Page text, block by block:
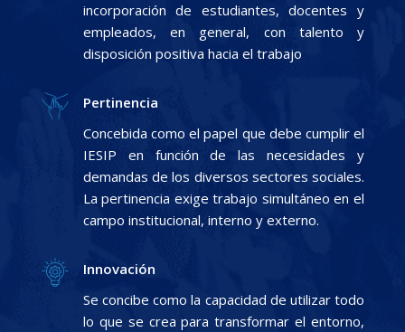
incorporación de estudiantes, docentes y
empleados, en general, con talento y
disposición positiva hacia el trabajo
Pertinencia
Concebida como el papel que debe cumplir el
IESIP en función de las necesidades y
demandas de los diversos sectores sociales.
La pertinencia exige trabajo simultáneo en el
campo institucional, interno y externo.
Innovación
Se concibe como la capacidad de utilizar todo
lo que se crea para transformar el entorno,